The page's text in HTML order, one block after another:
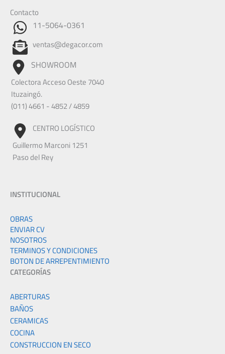
Contacto
11-5064-0361
ventas@degacor.com
SHOWROOM
Colectora Acceso Oeste 7040
Ituzaingó.
(011) 4661 - 4852 / 4859
CENTRO LOGÍSTICO
Guillermo Marconi 1251
Paso del Rey
INSTITUCIONAL
OBRAS
ENVIAR CV
NOSOTROS
TERMINOS Y CONDICIONES
BOTON DE ARREPENTIMIENTO
CATEGORÍAS
ABERTURAS
BAÑOS
CERAMICAS
COCINA
CONSTRUCCION EN SECO